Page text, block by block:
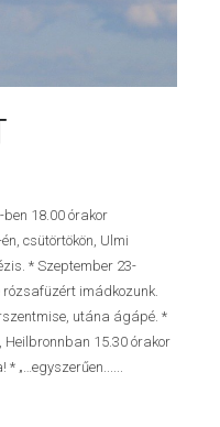
18.00 órakor
csütörtökön, Ulmi
* Szeptember 23-
imádkozunk.
utána ágápé. *
15.30 órakor
„…egyszerűen......